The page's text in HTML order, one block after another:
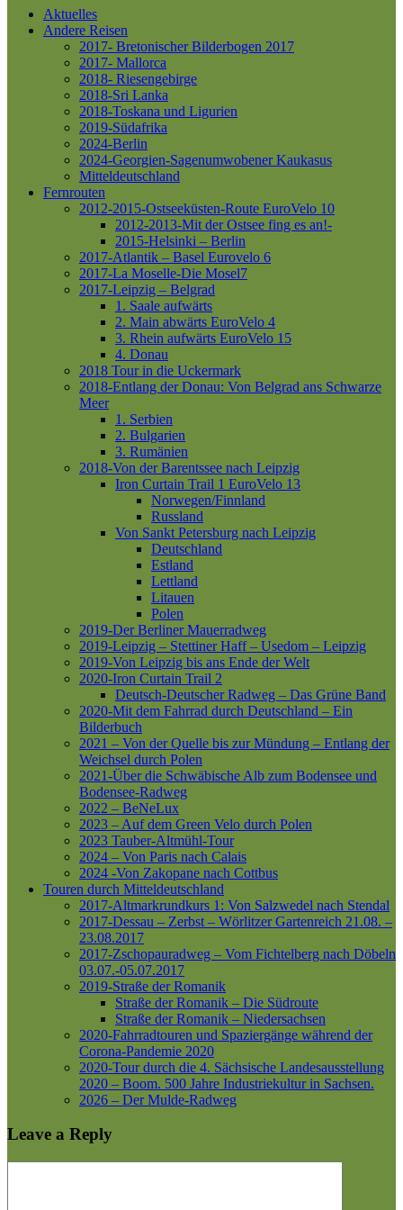
Aktuelles
Andere Reisen
2017- Bretonischer Bilderbogen 2017
2017- Mallorca
2018- Riesengebirge
2018-Sri Lanka
2018-Toskana und Ligurien
2019-Südafrika
2024-Berlin
2024-Georgien-Sagenumwobener Kaukasus
Mitteldeutschland
Fernrouten
2012-2015-Ostseeküsten-Route EuroVelo 10
2012-2013-Mit der Ostsee fing es an!-
2015-Helsinki – Berlin
2017-Atlantik – Basel Eurovelo 6
2017-La Moselle-Die Mosel7
2017-Leipzig – Belgrad
1. Saale aufwärts
2. Main abwärts EuroVelo 4
3. Rhein aufwärts EuroVelo 15
4. Donau
2018 Tour in die Uckermark
2018-Entlang der Donau: Von Belgrad ans Schwarze
Meer
1. Serbien
2. Bulgarien
3. Rumänien
2018-Von der Barentssee nach Leipzig
Iron Curtain Trail 1 EuroVelo 13
Norwegen/Finnland
Russland
Von Sankt Petersburg nach Leipzig
Deutschland
Estland
Lettland
Litauen
Polen
2019-Der Berliner Mauerradweg
2019-Leipzig – Stettiner Haff – Usedom – Leipzig
2019-Von Leipzig bis ans Ende der Welt
2020-Iron Curtain Trail 2
Deutsch-Deutscher Radweg – Das Grüne Band
2020-Mit dem Fahrrad durch Deutschland – Ein
Bilderbuch
2021 – Von der Quelle bis zur Mündung – Entlang der
Weichsel durch Polen
2021-Über die Schwäbische Alb zum Bodensee und
Bodensee-Radweg
2022 – BeNeLux
2023 – Auf dem Green Velo durch Polen
2023 Tauber-Altmühl-Tour
2024 – Von Paris nach Calais
2024 -Von Zakopane nach Cottbus
Touren durch Mitteldeutschland
2017-Altmarkrundkurs 1: Von Salzwedel nach Stendal
2017-Dessau – Zerbst – Wörlitzer Gartenreich 21.08. –
23.08.2017
2017-Zschopauradweg – Vom Fichtelberg nach Döbeln
03.07.-05.07.2017
2019-Straße der Romanik
Straße der Romanik – Die Südroute
Straße der Romanik – Niedersachsen
2020-Fahrradtouren und Spaziergänge während der
Corona-Pandemie 2020
2020-Tour durch die 4. Sächsische Landesausstellung
2020 – Boom. 500 Jahre Industriekultur in Sachsen.
2026 – Der Mulde-Radweg
Leave a Reply